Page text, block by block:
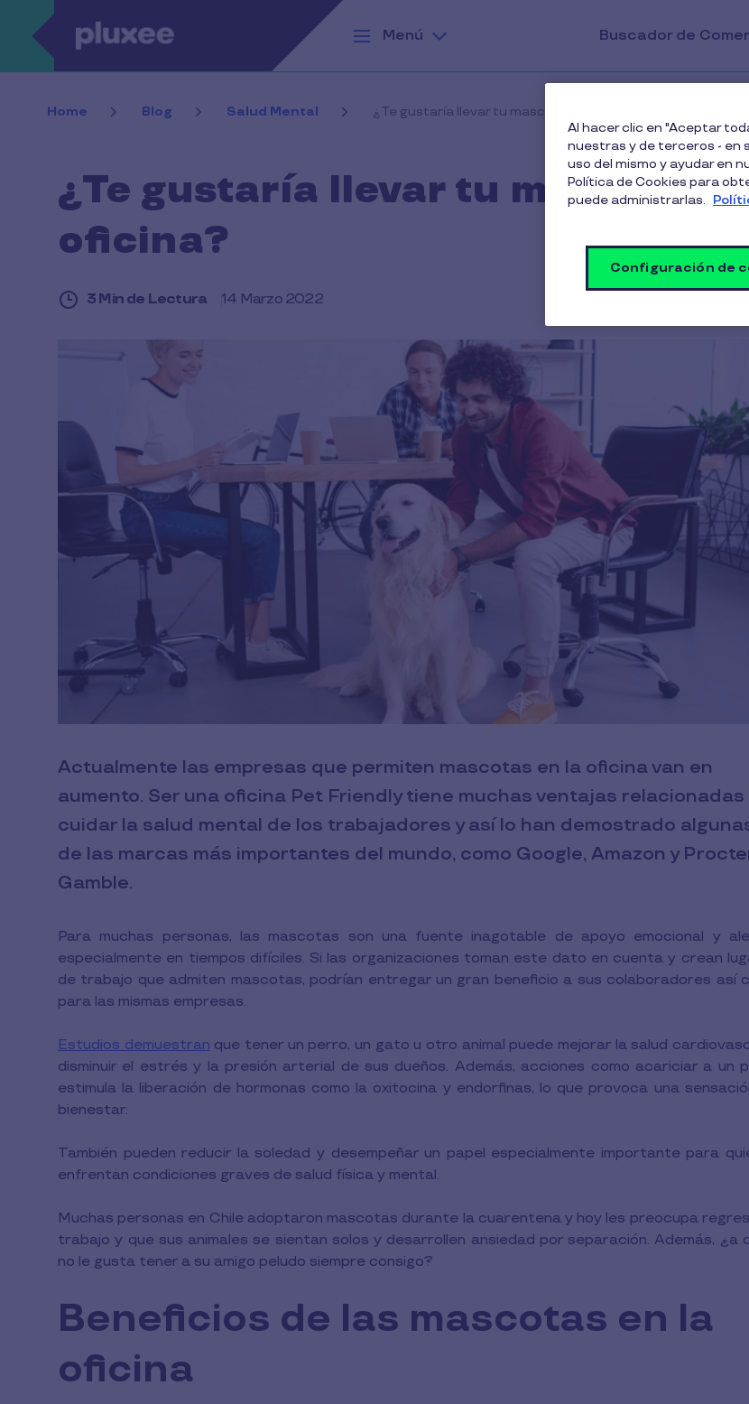
Pasar al contenido principal
Menú
Buscador de
Home Blog Salud Mental ¿Te gustaría llevar tu mascota a la oficina?
¿Te gustaría llevar tu mascota a
oficina?
3 Min de Lectura 14 Marzo 2022
Actualmente las empresas que permiten mascotas en la oficina van en
aumento. Ser una oficina Pet Friendly tiene muchas ventajas relacionadas
cuidar la salud mental de los trabajadores y así lo han demostrado
de las marcas más importantes del mundo, como Google, Amazon y
Gamble.
Para muchas personas, las mascotas son una fuente inagotable de apoyo emocional y
especialmente en tiempos difíciles. Si las organizaciones toman este dato en cuenta y crean
de trabajo que admiten mascotas, podrían entregar un gran beneficio a sus colaboradores así
para las mismas empresas.
Estudios demuestran que tener un perro, un gato u otro animal puede mejorar la salud
disminuir el estrés y la presión arterial de sus dueños. Además, acciones como acariciar a un
estimula la liberación de hormonas como la oxitocina y endorfinas, lo que provoca una
bienestar.
También pueden reducir la soledad y desempeñar un papel especialmente importante para
enfrentan condiciones graves de salud física y mental.
Muchas personas en Chile adoptaron mascotas durante la cuarentena y hoy les preocupa
trabajo y que sus animales se sientan solos y desarrollen ansiedad por separación. Además, ¿a
no le gusta tener a su amigo peludo siempre consigo?
Beneficios de las mascotas en la
oficina
Al hacer clic en "Aceptar
nuestras y de terceros - en
uso del mismo y ayudar en
Política de Cookies para
puede administrarlas.
Configuración de